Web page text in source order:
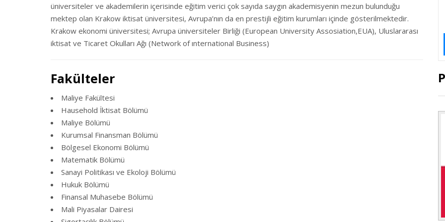
üniversiteler ve akademilerin içerisinde eğitim verici çok sayıda saygın akademisyenin mezun bulunduğu
mektep olan Krakow iktisat üniversitesi, Avrupa’nın da en prestijli eğitim kurumları içinde gösterilmektedir.
Krakow ekonomi üniversitesi; Avrupa üniversiteler Birliği (European University Assosiation,EUA), Uluslararası
iktisat ve Ticaret Okulları Ağı (Network of ınternational Business)
Fakülteler
Maliye Fakültesi
Hausehold İktisat Bölümü
Maliye Bölümü
Kurumsal Finansman Bölümü
Bölgesel Ekonomi Bölümü
Matematik Bölümü
Sanayi Politikası ve Ekoloji Bölümü
Hukuk Bölümü
Finansal Muhasebe Bölümü
Mali Piyasalar Dairesi